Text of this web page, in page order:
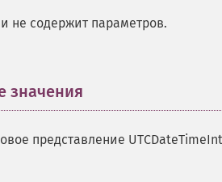
не содержит параметров.
значения
представление